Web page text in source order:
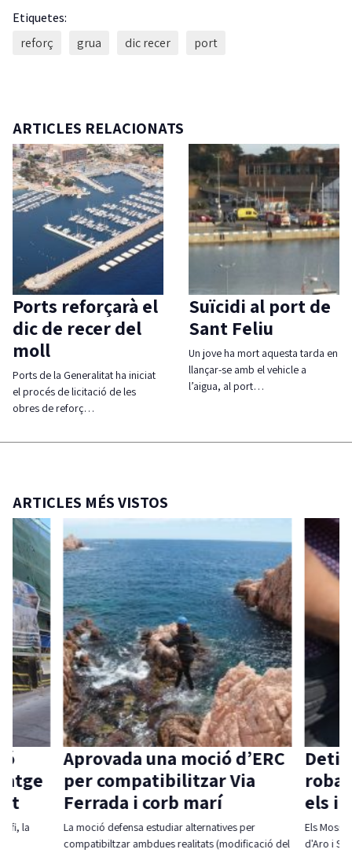
Etiquetes:
reforç
grua dic recer port
ARTICLES RELACIONATS
Ports reforçarà el
dic de recer del
moll
Ports de la Generalitat ha iniciat
el procés de licitació de les
obres de reforç…
Suïcidi al port de
Sant Feliu
Un jove ha mort aquesta tarda en
llançar-se amb el vehicle a
l’aigua, al port…
ARTICLES MÉS VISTOS
els
Els
d'Aro i
fi, la
Aprovada una moció d’ERC
per compatibilitzar Via
Ferrada i corb marí
La moció defensa estudiar alternatives per
compatibiltzar ambdues realitats (modificació del